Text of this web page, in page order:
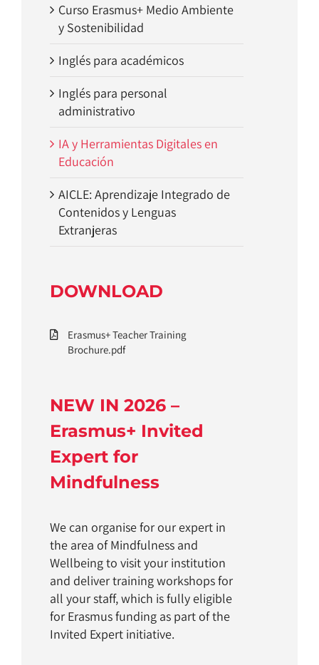
Curso Erasmus+ Medio Ambiente
y Sostenibilidad
Inglés para académicos
Inglés para personal
administrativo
IA y Herramientas Digitales en
Educación
AICLE: Aprendizaje Integrado de
Contenidos y Lenguas
Extranjeras
DOWNLOAD
Erasmus+ Teacher Training
Brochure.pdf
NEW IN 2026 –
Erasmus+ Invited
Expert for
Mindfulness
We can organise for our expert in
the area of Mindfulness and
Wellbeing to visit your institution
and deliver training workshops for
all your staff, which is fully eligible
for Erasmus funding as part of the
Invited Expert initiative.